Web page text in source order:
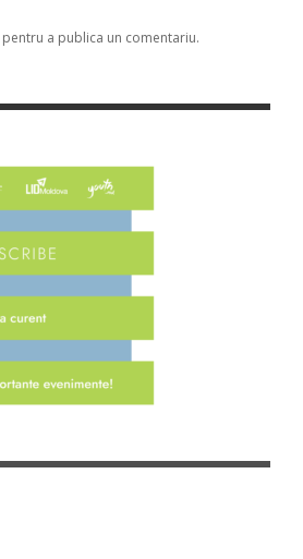
pentru a publica un comentariu.